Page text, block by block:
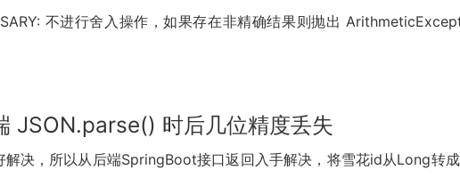
不进行舍入操作，如果存在非精确结果则抛出
JSON.parse() 时后几位精度丢失
解决，所以从后端SpringBoot接口返回入手解决，将雪花id从Long转